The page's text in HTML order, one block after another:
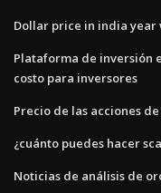
Dollar price in india year
Plataforma de inversión
costo para inversores
Precio de las acciones
¿cuánto puedes hacer
Noticias de análisis de